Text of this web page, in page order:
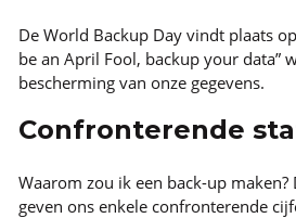
De World Backup Day vindt plaats
be an April Fool, backup your data”
bescherming van onze gegevens.
Confronterende
Waarom zou ik een back-up
geven ons enkele confronterende